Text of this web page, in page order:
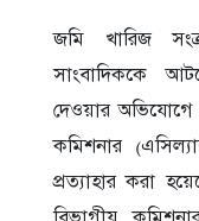
জমি খারিজ
সাংবাদিককে
দেওয়ার
কমিশনার
প্রত্যাহার করা